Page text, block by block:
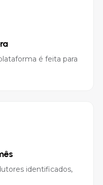
é feita para
identificados,